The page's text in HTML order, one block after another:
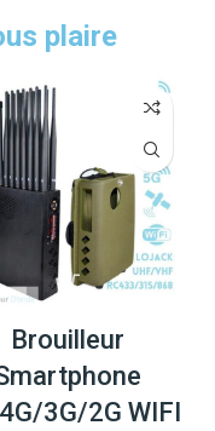
plaire
Brouilleur
3G/2G WIFI